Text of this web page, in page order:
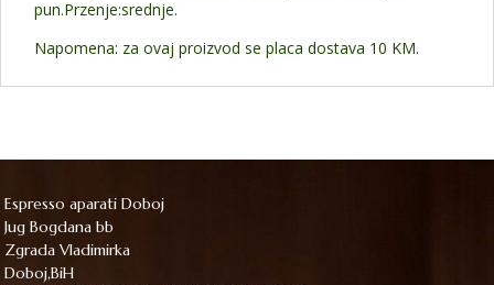
pun.Przenje:srednje.
Napomena: za ovaj proizvod se placa dostava 10 KM.
Espresso aparati Doboj
Jug Bogdana bb
Zgrada Vladimirka
Doboj,BiH